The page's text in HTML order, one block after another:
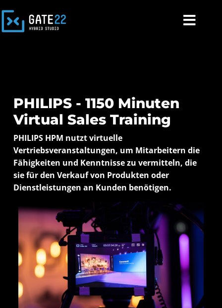
PHILIPS - 1150 Minuten
Virtual Sales Training
PHILIPS HPM nutzt virtuelle
Vertriebsveranstaltungen, um Mitarbeitern die
Fähigkeiten und Kenntnisse zu vermitteln, die
sie für den Verkauf von Produkten oder
Dienstleistungen an Kunden benötigen.